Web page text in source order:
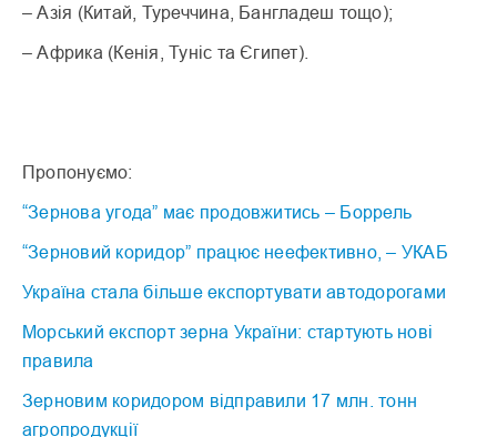
– Азія (Китай, Туреччина, Бангладеш тощо);
– Африка (Кенія, Туніс та Єгипет).
Пропонуємо:
“Зернова угода” має продовжитись – Боррель
“Зерновий коридор” працює неефективно, – УКАБ
Україна стала більше експортувати автодорогами
Морський експорт зерна України: стартують нові
правила
Зерновим коридором відправили 17 млн. тонн
агропродукції